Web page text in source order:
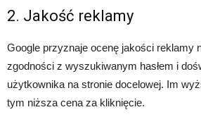
2. Jakość reklamy
Google przyznaje ocenę jakości reklamy
zgodności z wyszukiwanym hasłem i
użytkownika na stronie docelowej. Im
tym niższa cena za kliknięcie.